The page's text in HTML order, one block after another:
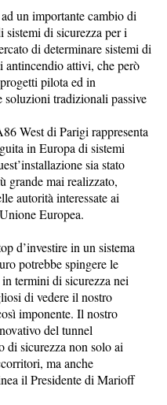
un importante cambio di
di sicurezza per i
di determinare sistemi di
attivi, che però
pilota ed in
soluzioni tradizionali passive
West di Parigi rappresenta
in Europa di sistemi
sia stato
grande mai realizzato,
autorità interessate ai
Europea.
d’investire in un sistema
potrebbe spingere le
termini di sicurezza nei
di vedere il nostro
imponente. Il nostro
del tunnel
di sicurezza non solo ai
ma anche
il Presidente di Marioff